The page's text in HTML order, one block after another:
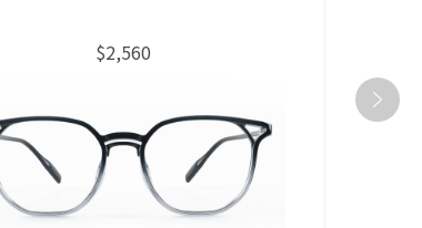
$2,560